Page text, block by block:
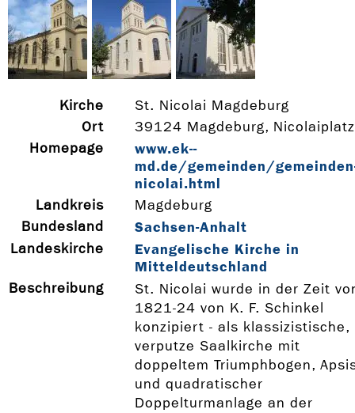
Kirche
St. Nicolai Magdeburg
Ort
39124 Magdeburg, Nicolaiplatz
Homepage
www.ek-­
md.de/gemeinden/
nicolai.html
Landkreis
Magdeburg
Bundesland
Sachsen-Anhalt
Landeskirche
Evangelische Kirche in
Mitteldeutschland
Beschreibung
St. Nicolai wurde in der Zeit
1821-24 von K. F. Schinkel
konzipiert - als klassizistische,
verputze Saalkirche mit
doppeltem Triumphbogen,
und quadratischer
Doppelturmanlage an der